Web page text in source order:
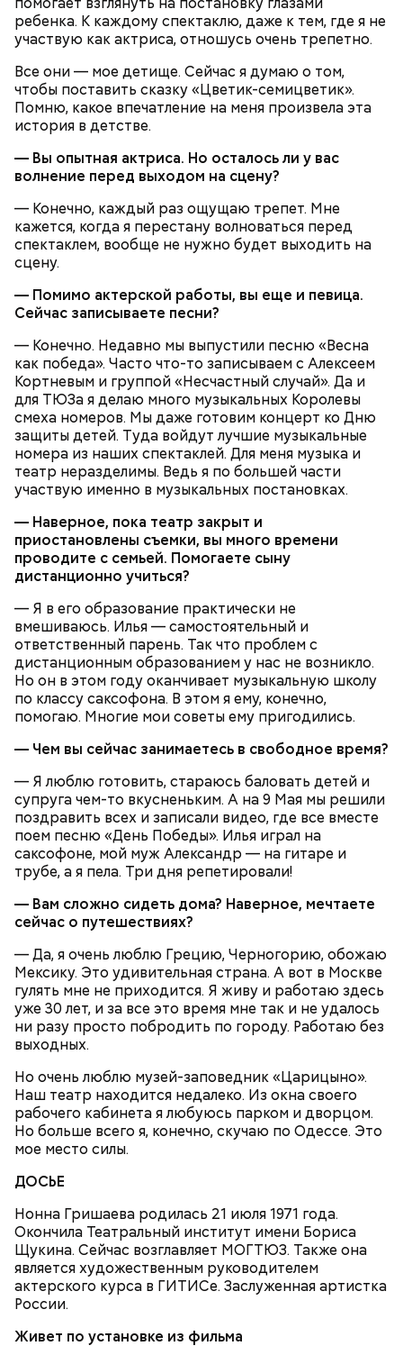
ребенка. К каждому спектаклю, даже к тем, где я не
участвую как актриса, отношусь очень трепетно.
Все они — мое детище. Сейчас я думаю о том,
чтобы поставить сказку «Цветик-семицветик».
Помню, какое впечатление на меня произвела эта
история в детстве.
— Вы опытная актриса. Но осталось ли у вас
волнение перед выходом на сцену?
— Конечно, каждый раз ощущаю трепет. Мне
кажется, когда я перестану волноваться перед
спектаклем, вообще не нужно будет выходить на
сцену.
— Помимо актерской работы, вы еще и певица.
Сейчас записываете песни?
— Конечно. Недавно мы выпустили песню «Весна
как победа». Часто что-то записываем с Алексеем
Кортневым и группой «Несчастный случай». Да и
для ТЮЗа я делаю много музыкальных Королевы
смеха номеров. Мы даже готовим концерт ко Дню
защиты детей. Туда войдут лучшие музыкальные
номера из наших спектаклей. Для меня музыка и
театр неразделимы. Ведь я по большей части
участвую именно в музыкальных постановках.
— Наверное, пока театр закрыт и
приостановлены съемки, вы много времени
проводите с семьей. Помогаете сыну
дистанционно учиться?
— Я в его образование практически не
вмешиваюсь. Илья — самостоятельный и
ответственный парень. Так что проблем с
дистанционным образованием у нас не возникло.
Но он в этом году оканчивает музыкальную школу
по классу саксофона. В этом я ему, конечно,
помогаю. Многие мои советы ему пригодились.
— Чем вы сейчас занимаетесь в свободное время?
— Я люблю готовить, стараюсь баловать детей и
супруга чем-то вкусненьким. А на 9 Мая мы решили
поздравить всех и записали видео, где все вместе
поем песню «День Победы». Илья играл на
саксофоне, мой муж Александр — на гитаре и
трубе, а я пела. Три дня репетировали!
— Вам сложно сидеть дома? Наверное, мечтаете
сейчас о путешествиях?
— Да, я очень люблю Грецию, Черногорию, обожаю
Мексику. Это удивительная страна. А вот в Москве
гулять мне не приходится. Я живу и работаю здесь
уже 30 лет, и за все это время мне так и не удалось
ни разу просто побродить по городу. Работаю без
выходных.
Но очень люблю музей-заповедник «Царицыно».
Наш театр находится недалеко. Из окна своего
рабочего кабинета я любуюсь парком и дворцом.
Но больше всего я, конечно, скучаю по Одессе. Это
мое место силы.
ДОСЬЕ
Нонна Гришаева родилась 21 июля 1971 года.
Окончила Театральный институт имени Бориса
Щукина. Сейчас возглавляет МОГТЮЗ. Также она
является художественным руководителем
актерского курса в ГИТИСе. Заслуженная артистка
России.
Живет по установке из фильма
На Руси святителя Николая издавна считали
покровителем моряков, купцов и детей. Ему
молились и земледельцы — о хорошей погоде, о
добром урожае. Была поговорка: «Кто Николая
любит, кто Николаю служит, тому святой Николай
Святой Николай Чудотворец считается
покровителем путешествующих, а также
оберегает детей и подростков. Многие мамы
провожают своих чад на прогулку, прося святого
Николая присмотреть за ними, сберечь от разных
уличных происшествий. Кроме того, святому
Николаю молятся о вразумлении своих детей,
попавших в плохую компанию, и хуже того —
пристрастившихся к наркотикам. Молятся
святителю Николаю о благополучном замужестве
дочерей.
Множество людей совершают паломнические
поездки, чтобы поклониться мощам Святителя
Николая, которые находятся в Италии. 19 декабря
отмечается Никола Зимний, а 22 мая Никола вешний
или летний. Этот день установлен в память об
обретении его мощей.
Молитва Николаю чудотворцу
О, всесвятый Николае, угодниче преизрядный
Господень, теплый наш заступниче, и везде в
скорбех скорый помощниче!
500 г помидоров;
150 г шпината;
50 г лиственного салата;
зелень петрушки, укропа;
1/2 стакана растительного масла;
уксус по вкусу;
Кабачки очистить от кожицы. Нарезать
кружочками или дольками, предварительно удалив
сердцевину. Нарезанные кабачки обвалять в муке и
обжарить в масле (половина нормы). Зеленый лук
нашинковать, слегка спас-серовать в оставшемся
масле и добавить к нему нашинкованные листья
шпината, салата, зелень петрушки, помидоры,
нарезанные небольшими дольками, и все тушить 10
минут. Листья шпината или салата можно заменить
ботвой свеклы. Полученный соус заправить солью,
уксусом, сахаром. Подать кабачки в холодном
виде, посыпать их рубленым укропом.
Томаты «Без заморочек», аджика
и лечо: топ-8 проверенных
рецептов закруток на зиму
Первые блюда
Грибной суп с фасолью
300-400 г шампиньонов или других свежих
грибов;
3 ст. ложки фасоли;
по 1 моркови и репчатой луковице;
3 ст. ложки растительного масла;
зелень, черный молотый перец и соль по вкусу.